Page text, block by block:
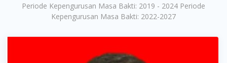
Periode Kepengurusan Masa Bakti: 2019 - 2024 Periode
Kepengurusan Masa Bakti: 2022-2027